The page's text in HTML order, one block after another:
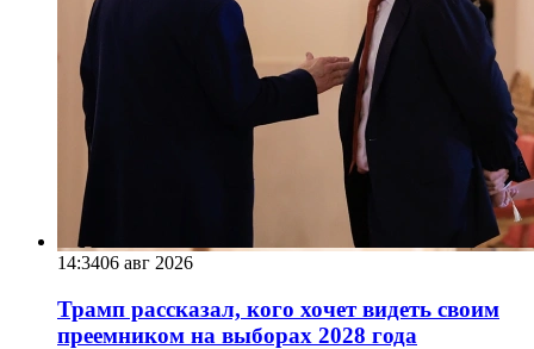
14:3406 авг 2026
Трамп рассказал, кого хочет видеть своим
преемником на выборах 2028 года